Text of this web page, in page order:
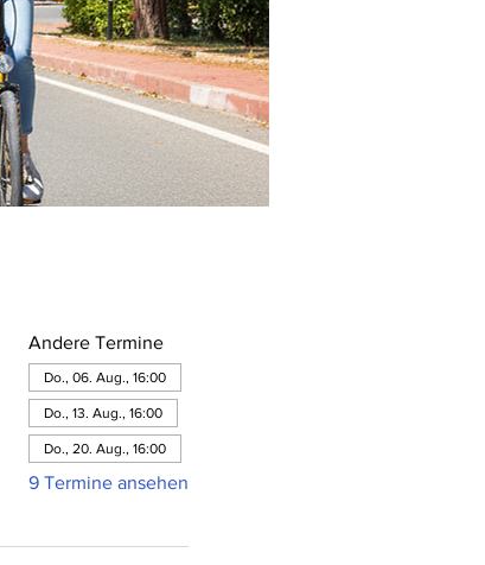
Andere Termine
Do., 06. Aug., 16:00
Do., 13. Aug., 16:00
Do., 20. Aug., 16:00
9 Termine ansehen